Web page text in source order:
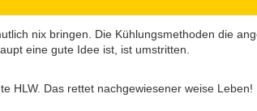
nix bringen. Die Kühlungsmethoden die
eine gute Idee ist, ist umstritten.
HLW. Das rettet nachgewiesener weise Leben!